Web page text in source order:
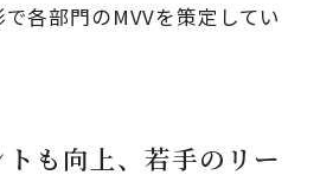
各部門のMVVを策定してい
も向上、若手のリー